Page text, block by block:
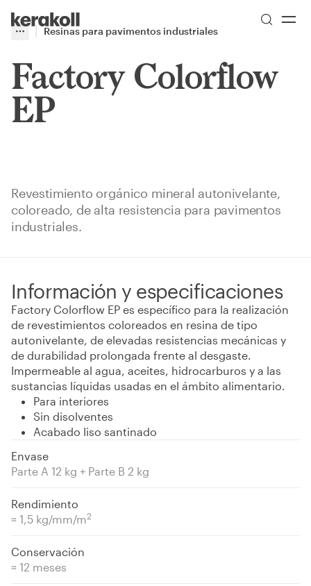
Go to Homepage
More
Toggle menu
Resinas para pavimentos industriales
Factory Colorflow
EP
Revestimiento orgánico mineral autonivelante,
coloreado, de alta resistencia para pavimentos
industriales.
Información y especificaciones
Factory Colorflow EP es específico para la realización
de revestimientos coloreados en resina de tipo
autonivelante, de elevadas resistencias mecánicas y
de durabilidad prolongada frente al desgaste.
Impermeable al agua, aceites, hidrocarburos y a las
sustancias líquidas usadas en el ámbito alimentario.
Para interiores
Sin disolventes
Acabado liso santinado
Envase
Parte A 12 kg + Parte B 2 kg
Rendimiento
≈ 1,5 kg/mm/m2
Conservación
≈ 12 meses